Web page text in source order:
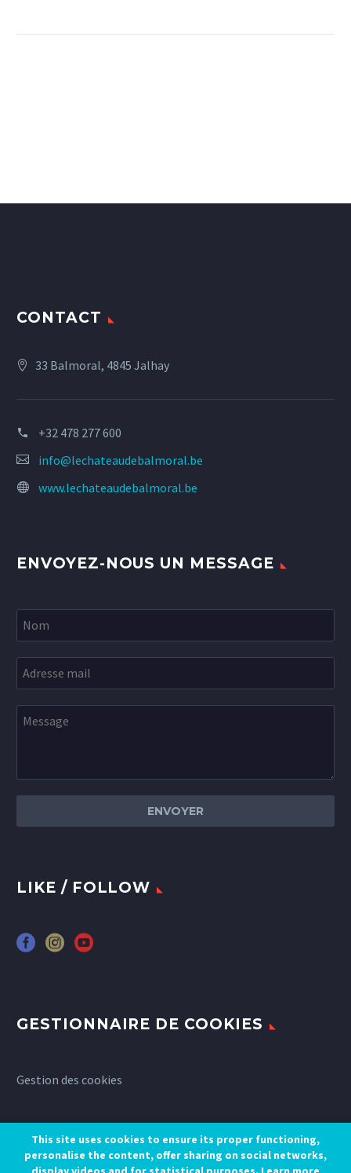
CONTACT
33 Balmoral, 4845 Jalhay
+32 478 277 600
info@lechateaudebalmoral.be
www.lechateaudebalmoral.be
ENVOYEZ-NOUS UN MESSAGE
LIKE / FOLLOW
GESTIONNAIRE DE COOKIES
Gestion des cookies
This site uses cookies to ensure its proper functioning,
personalise the content, offer sharing on social networks,